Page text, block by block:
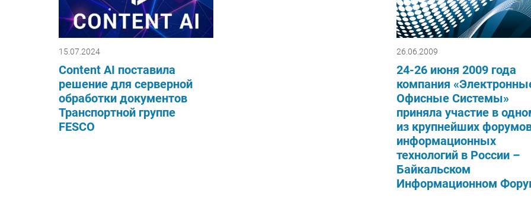
15.07.2024
Content AI поставила
решение для серверной
обработки документов
Транспортной группе
FESCO
26.06.2009
24-26 июня 2009 года
компания
Офисные Системы»
приняла участие в
из крупнейших
информационных
технологий в России –
Байкальском
Информационном